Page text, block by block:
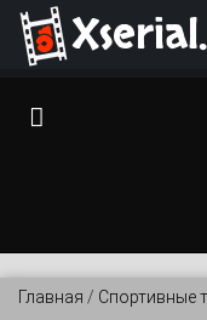
Главная / Спортивные